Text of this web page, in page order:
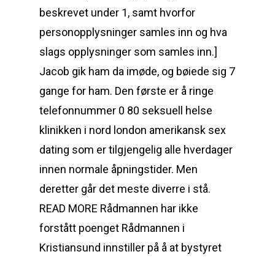
beskrevet under 1, samt hvorfor
personopplysninger samles inn og hva
slags opplysninger som samles inn.]
Jacob gik ham da imøde, og bøiede sig 7
gange for ham. Den første er å ringe
telefonnummer 0 80 seksuell helse
klinikken i nord london amerikansk sex
dating som er tilgjengelig alle hverdager
innen normale åpningstider. Men
deretter går det meste diverre i stå.
READ MORE Rådmannen har ikke
forstått poenget Rådmannen i
Kristiansund innstiller på å at bystyret